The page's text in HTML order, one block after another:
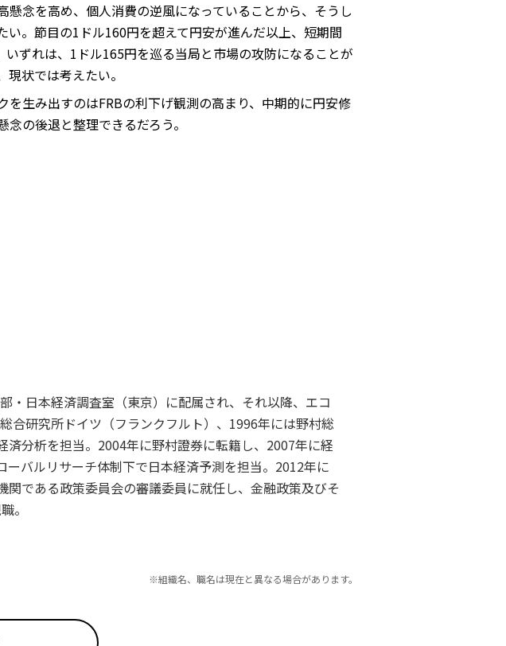
念を高め、個人消費の逆風になっていることから、そうし
。節目の1ドル160円を超えて円安が進んだ以上、短期間
ずれは、1ドル165円を巡る当局と市場の攻防になることが
状では考えたい。
生み出すのはFRBの利下げ観測の高まり、中期的に円安修
の後退と整理できるだろう。
・日本経済調査室（東京）に配属され、それ以降、エコ
合研究所ドイツ（フランクフルト）、1996年には野村総
分析を担当。2004年に野村證券に転籍し、2007年に経
バルリサーチ体制下で日本経済予測を担当。2012年に
である政策委員会の審議委員に就任し、金融政策及びそ
。
※組織名、職名は現在と異なる場合があります。